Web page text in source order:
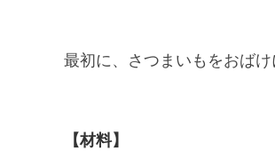
最初に、さつまいもをおば
【材料】